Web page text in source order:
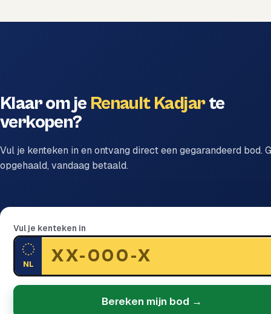
Klaar om je Renault Kadjarte
verkopen?
Vul je kenteken in en ontvang direct een gegarandeerd bod.
opgehaald, vandaag betaald.
Vul je kenteken in
NL
Bereken mijn bod →